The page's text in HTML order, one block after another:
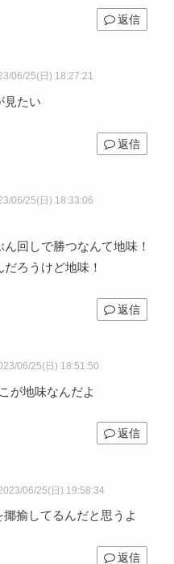
返信
06/25(日) 18:27:21
見たい
返信
06/25(日) 18:33:06
回しで勝つなんて地味！
ろうけど地味！
返信
06/25(日) 18:51:50
が地味なんだよ
返信
06/25(日) 19:58:34
揄してるんだと思うよ
返信